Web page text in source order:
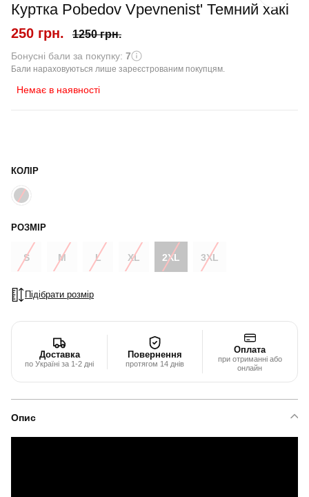
Куртка Pobedov Vpevnenist' Темний хакі
250 грн. 1250 грн.
Бонусні бали за покупку: 7
Бали нараховуються лише зареєстрованим покупцям.
Немає в наявності
КОЛІР
РОЗМІР
S M L XL 2XL 3XL
Підібрати розмір
Доставка
по Україні за 1-2 дні
Повернення
протягом 14 днів
Оплата
при отриманні або
онлайн
Опис